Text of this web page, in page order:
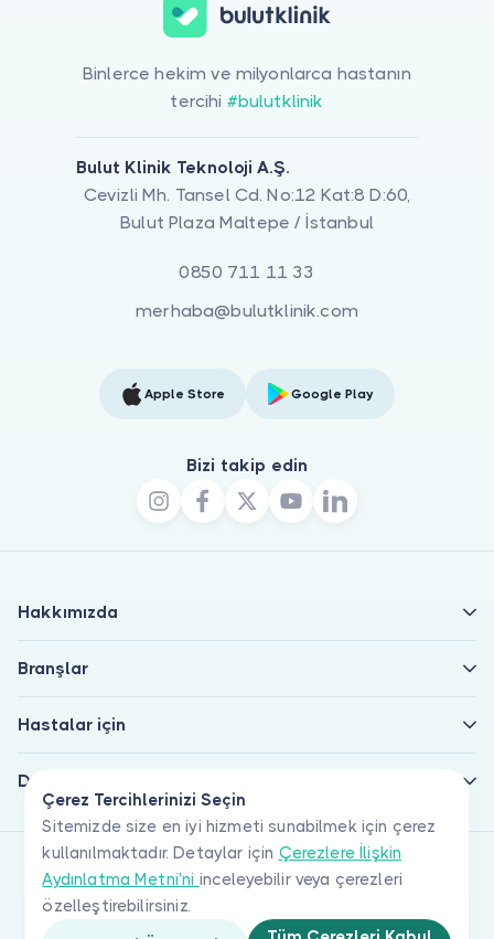
Çerez Tercihlerinizi Seçin
Sitemizde size en iyi hizmeti sunabilmek için çerez
kullanılmaktadır. Detaylar için Çerezlere İlişkin
Aydınlatma Metni'ni inceleyebilir veya çerezleri
özelleştirebilirsiniz.
Binlerce hekim ve milyonlarca hastanın
tercihi #bulutklinik
Bulut Klinik Teknoloji A.Ş.
Cevizli Mh. Tansel Cd. No:12 Kat:8 D:60,
Bulut Plaza Maltepe / İstanbul
0850 711 11 33
merhaba@bulutklinik.com
Apple Store Google Play
Bizi takip edin
Hakkımızda
Branşlar
Hastalar için
Doktorlar için